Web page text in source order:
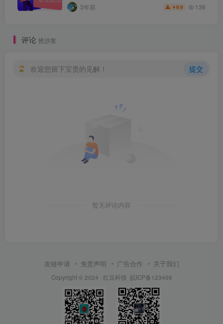
3年前 ￥9.9 136
评论 抢沙发
欢迎您留下宝贵的见解！ 提交
暂无评论内容
友链申请 免责声明 广告合作 关于我们
Copyright © 2024 · 红豆科技 皖ICP备123456